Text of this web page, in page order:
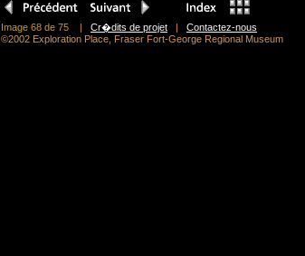
Image 68 de 75 | Cr�dits de projet | Contactez-nous
©2002 Exploration Place, Fraser Fort-George Regional Museum